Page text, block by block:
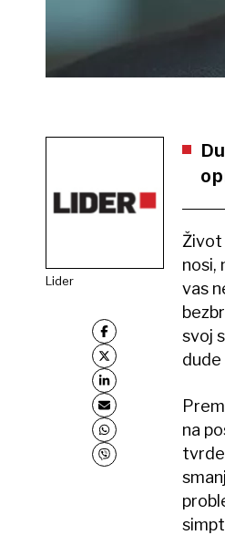
Lider
Život
nosi,
vas
svoj
dude
na
tvrde